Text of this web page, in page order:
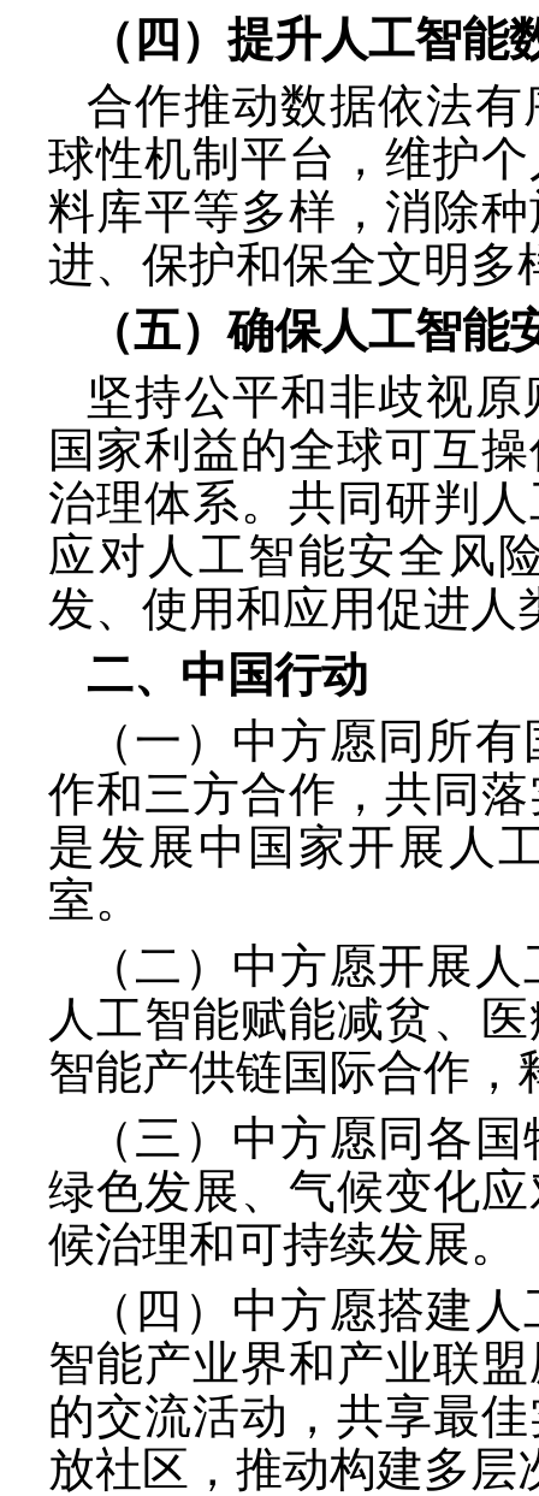
（四）提升人工智
合作推动数据依法
球性机制平台，维护
料库平等多样，消除
进、保护和保全文明多
（五）确保人工智能
坚持公平和非歧视
国家利益的全球可互
治理体系。共同研判
应对人工智能安全风
发、使用和应用促进人
二、中国行动
（一）中方愿同所
作和三方合作，共同
是发展中国家开展人
室。
（二）中方愿开展
人工智能赋能减贫、
智能产供链国际合作，
（三）中方愿同各
绿色发展、气候变化
候治理和可持续发展。
（四）中方愿搭建
智能产业界和产业联
的交流活动，共享最
放社区，推动构建多层